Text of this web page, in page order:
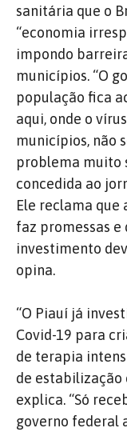
sanitária que o
“economia
impondo
municípios. “O
população fica
aqui, onde o
municípios, não
problema muito
concedida ao
Ele reclama que
faz promessas e
investimento
opina.
“O Piauí já
Covid-19 para
de terapia
de estabilização
explica. “Só
governo federal